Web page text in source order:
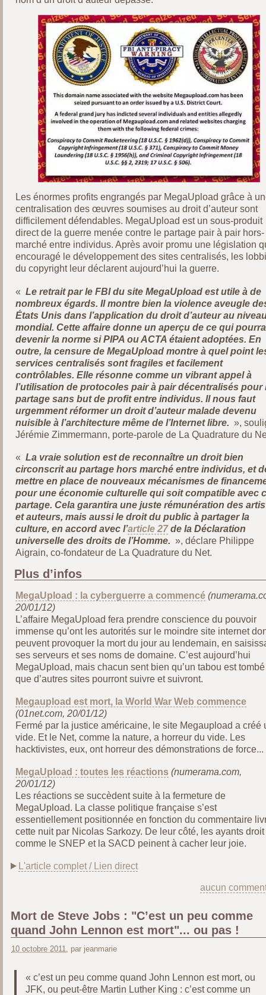
Les énormes profits engrangés par MegaUpload grâce à
centralisation des œuvres soumises au droit d’auteur sont
difficilement défendables. MegaUpload est un sous-produit
direct de la guerre menée contre le partage pair à pair hors-
marché entre individus. Après avoir promu une législation
encouragé le développement des sites centralisés, les
du copyright leur déclarent aujourd’hui la guerre.
« Le retrait par le FBI du site MegaUpload est utile à de
nombreux égards. Il montre bien la violence aveugle
États Unis dans l’application du droit d’auteur au
mondial. Cette affaire donne un aperçu de ce qui
devenir la norme si PIPA ou ACTA étaient adoptées. En
outre, la censure de MegaUpload montre à quel point
services centralisés sont fragiles et facilement
contrôlables. Elle résonne comme un vibrant appel à
l’utilisation de protocoles pair à pair décentralisés pour
partage sans but de profit entre individus. Il nous faut
urgemment réformer un droit d’auteur malade devenu
nuisible à l’architecture même de l’Internet libre. »,
Jérémie Zimmermann, porte-parole de La Quadrature du
« La vraie solution est de reconnaître un droit bien
circonscrit au partage hors marché entre individus, et
mettre en place de nouveaux mécanismes de
pour une économie culturelle qui soit compatible avec
partage. Cela garantira une juste rémunération des
et auteurs, mais aussi le droit du public à partager la
culture, en accord avec l’article 27de la Déclaration
universelle des droits de l’Homme. », déclare Philippe
Aigrain, co-fondateur de La Quadrature du Net.
Plus d’infos
MegaUpload : la cyberguerre a commencé
20/01/12)
L’affaire MegaUpload fera prendre conscience du pouvoir
immense qu’ont les autorités sur le moindre site internet
peuvent provoquer la mort du jour au lendemain, en
ses serveurs et ses noms de domaine. C’est aujourd’hui
MegaUpload, mais chacun sent bien qu’un tabou est
que d’autres sites pourront suivre et suivront.
Megaupload est mort, la World War Web commence
(01net.com, 20/01/12)
Fermé par la justice américaine, le site Megaupload a créé
vide. Et le Net, comme la nature, a horreur du vide. Les
hacktivistes, eux, ont horreur des démonstrations de force...
MegaUpload : toutes les réactions (numerama.com,
20/01/12)
Les réactions se succèdent suite à la fermeture de
MegaUpload. La classe politique française s’est
essentiellement positionnée en fonction du commentaire
cette nuit par Nicolas Sarkozy. De leur côté, les ayants droit
comme le SNEP et la SACD peinent à cacher leur joie.
L'article complet / Lien direct
aucun
Mort de Steve Jobs : "C’est un peu comme
quand John Lennon est mort"... ou pas !
10 octobre 2011, par jeanmarie
« c’est un peu comme quand John Lennon est mort, ou
JFK, ou peut-être Martin Luther King : c’est comme un